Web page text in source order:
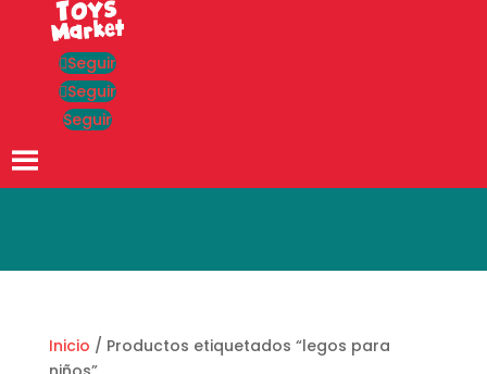
Seguir
Seguir
Seguir
Inicio / Productos etiquetados “legos para